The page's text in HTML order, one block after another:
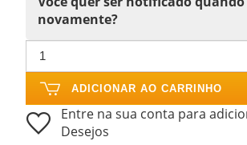
novamente?
ADICIONAR AO CARRINHO
Entre na sua conta para
Desejos